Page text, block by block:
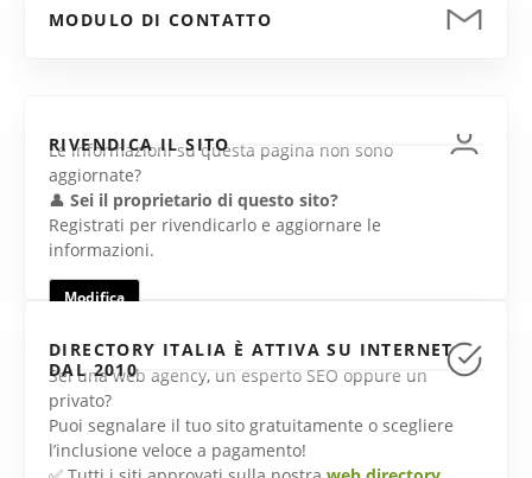
MODULO DI CONTATTO
RIVENDICA IL SITO
Le informazioni su questa pagina non sono
aggiornate?
👤 Sei il proprietario di questo sito?
Registrati per rivendicarlo e aggiornare le
informazioni.
Modifica
DIRECTORY ITALIA È ATTIVA SU INTERNET
DAL 2010
Sei una web agency, un esperto SEO oppure un
privato?
Puoi segnalare il tuo sito gratuitamente o scegliere
l’inclusione veloce a pagamento!